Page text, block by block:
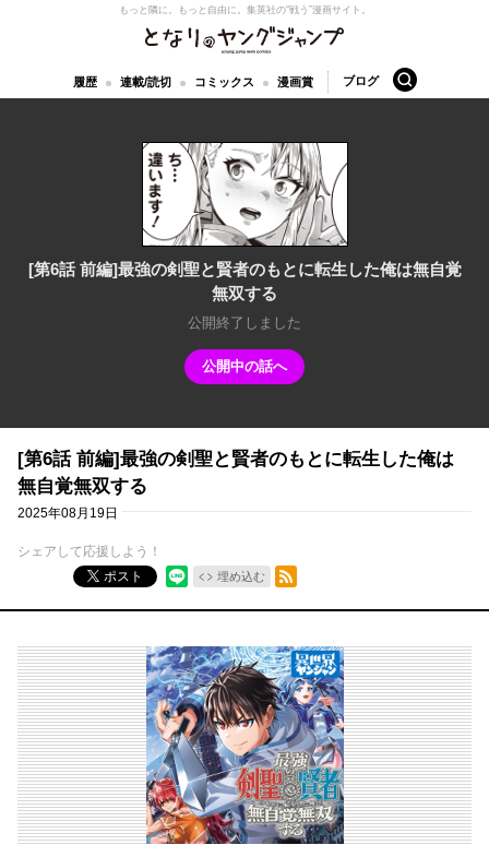
となりのヤングジャンプ
もっと隣に。もっと自由に。 集英社の“戦う”漫画サイト。
履歴 連載/読切 コミックス 漫画賞 ブログ 検索
[第6話 前編]最強の剣聖と賢者のもとに転生した俺は無自覚
無双する
公開終了しました
公開中の話へ
[第6話 前編]最強の剣聖と賢者のもとに転生した俺は
無自覚無双する
2025年08月19日
シェアして応援しよう！
ポスト
埋め込む
RSSフィード